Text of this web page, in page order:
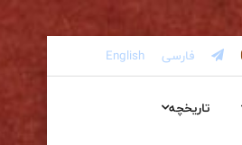
فارسی English
تاریخچه